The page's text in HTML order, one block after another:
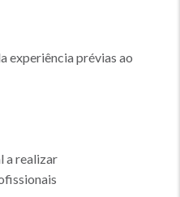
experiência prévias ao
a realizar